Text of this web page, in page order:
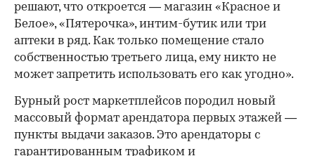
решают, что откроется — магазин «Красное и
Белое», «Пятерочка», интим-бутик или три
аптеки в ряд. Как только помещение стало
собственностью третьего лица, ему никто не
может запретить использовать его как угодно».
Бурный рост маркетплейсов породил новый
массовый формат арендатора первых этажей —
пункты выдачи заказов. Это арендаторы с
гарантированным трафиком и